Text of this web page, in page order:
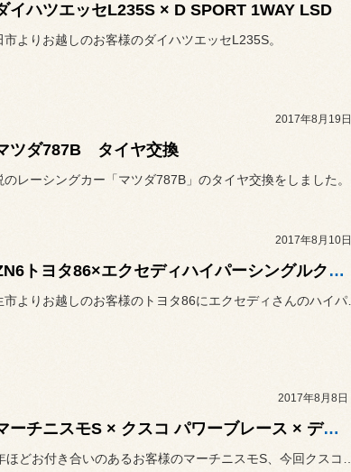
イハツエッセL235S × D SPORT 1WAY LSD
市よりお越しのお客様のダイハツエッセL235S。
2017年8月19日
ツダ787B タイヤ交換
のレーシングカー「マツダ787B」のタイヤ交換をしました。
2017年8月10日
ZN6トヨタ86×エクセディハイパーシングルクラッチVF
2017年8月8日
マーチニスモS × クスコ パワーブレース × ディクセル パッド & ローター